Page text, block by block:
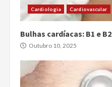
Cardiologia Cardiovascular
Bulhas cardíacas: B1 e B2
Outubro 10, 2025